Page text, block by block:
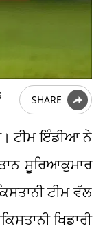
SHARE
ਟੀਮ ਇੰਡੀਆ ਨੇ
ਸੂਰਿਆਕੁਮਾਰ
ਟੀਮ ਵੱਲ
ਖਿਡਾਰੀ